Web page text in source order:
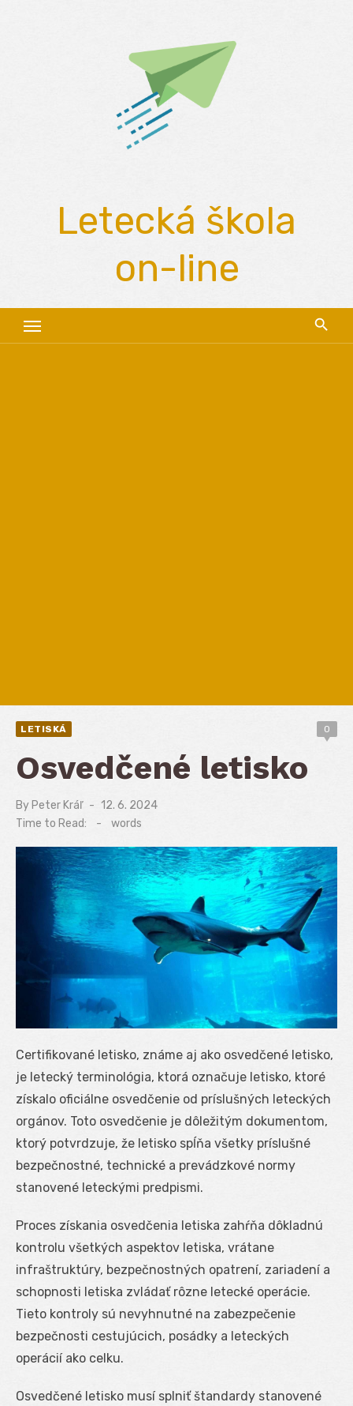
Letecká škola
on-line
LETISKÁ 0
Osvedčené letisko
By Peter Kráľ
Posted
on
12. 6. 2024
Time to Read:
- words
Certifikované letisko, známe aj ako osvedčené letisko,
je letecký terminológia, ktorá označuje letisko, ktoré
získalo oficiálne osvedčenie od príslušných leteckých
orgánov. Toto osvedčenie je dôležitým dokumentom,
ktorý potvrdzuje, že letisko spĺňa všetky príslušné
bezpečnostné, technické a prevádzkové normy
stanovené leteckými predpismi.
Proces získania osvedčenia letiska zahŕňa dôkladnú
kontrolu všetkých aspektov letiska, vrátane
infraštruktúry, bezpečnostných opatrení, zariadení a
schopnosti letiska zvládať rôzne letecké operácie.
Tieto kontroly sú nevyhnutné na zabezpečenie
bezpečnosti cestujúcich, posádky a leteckých
operácií ako celku.
Osvedčené letisko musí splniť štandardy stanovené